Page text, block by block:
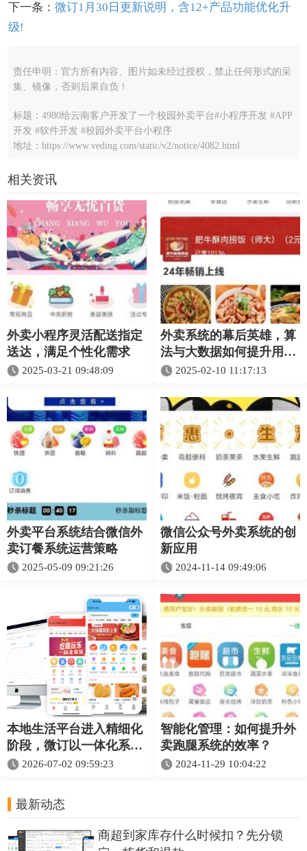
下一条： 微订1月30日更新说明，含12+产品功能优化升
级!
责任申明：官方所有内容、图片如未经过授权，禁止任何形式的采
集、镜像，否则后果自负！
标题：4980给云南客户开发了一个校园外卖平台#小程序开发 #APP
开发 #软件开发 #校园外卖平台小程序
地址：https://www.veding.com/static/v2/notice/4082.html
相关资讯
外卖小程序灵活配送指定
送达，满足个性化需求
2025-03-21 09:48:09
外卖系统的幕后英雄，算
法与大数据如何提升用户
体验？
2025-02-10 11:17:13
外卖平台系统结合微信外
卖订餐系统运营策略​
2025-05-09 09:21:26
微信公众号外卖系统的创
新应用
2024-11-14 09:49:06
本地生活平台进入精细化
阶段，微订以一体化系统
助力外卖商城与校园服务
2026-07-02 09:59:23
智能化管理：如何提升外
卖跑腿系统的效率？
2024-11-29 10:04:22
最新动态
商超到家库存什么时候扣？先分锁